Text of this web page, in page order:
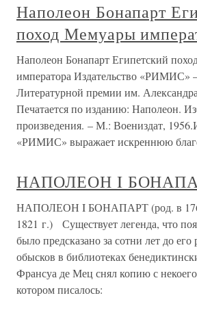
Наполеон Бонапарт
поход Мемуары
Наполеон Бонапарт Египетский
императора Издательство «РИМИС»
Литературной премии им.
Печатается по изданию: Наполеон.
произведения. – М.: Воениздат,
«РИМИС» выражает искреннюю
НАПОЛЕОН I
НАПОЛЕОН I БОНАПАРТ (род. в
1821 г.) Существует легенда, что
было предсказано за сотни лет до
обысков в библиотеках
Франсуа де Мец снял копию с
котором писалось: